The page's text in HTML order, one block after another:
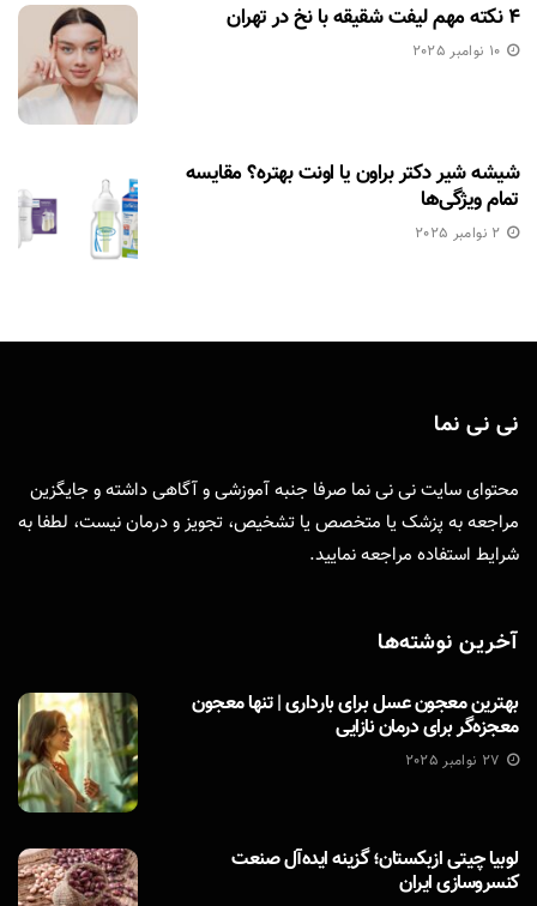
۴ نکته مهم لیفت شقیقه با نخ در تهران
10 نوامبر 2025
شیشه شیر دکتر براون یا اونت بهتره؟ مقایسه
تمام ویژگی‌ها
2 نوامبر 2025
نی نی نما
محتوای سایت نی نی نما صرفا جنبه آموزشی و آگاهی داشته و جایگزین
مراجعه به پزشک یا متخصص یا تشخیص، تجویز و درمان نیست، لطفا به
شرایط استفاده مراجعه نمایید.
آخرین نوشته‌ها
بهترین معجون عسل برای بارداری | تنها معجون
معجزه‌گر برای درمان نازایی
27 نوامبر 2025
لوبیا چیتی ازبکستان؛ گزینه ایده‌آل صنعت
کنسروسازی ایران